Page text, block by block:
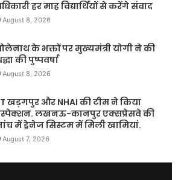
हर माह विद्यार्थियों से करेंगे संवाद
August 8, 2026
के भक्तों पर मुख्यमंत्री योगी ने की
की पुष्पवर्षा
August 8, 2026
खड़गपुर और NHAI की टीम ने किया
लखनऊ-कानपुर एक्सप्रेसवे की
में ड्रेनेज सिस्टम में मिली खामियां.
August 7, 2026